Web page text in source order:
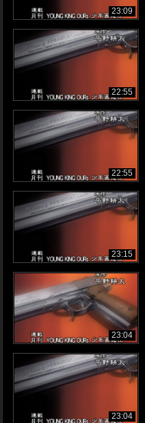
23:09
22:55
22:55
23:15
23:04
23:04